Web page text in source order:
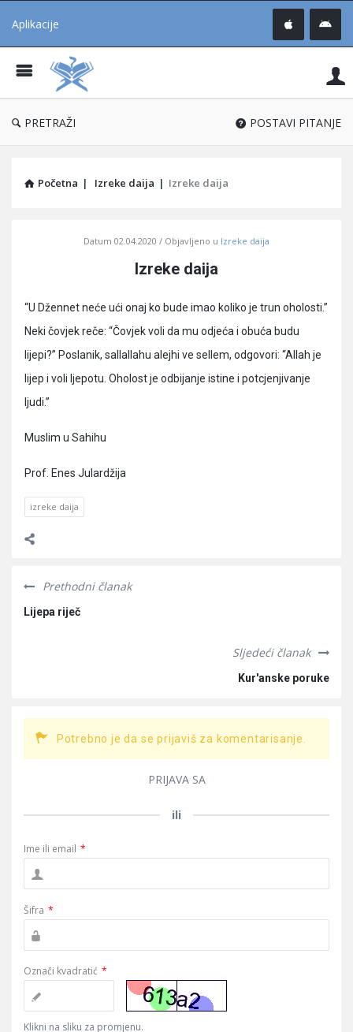
Aplikacije
®
PRETRAŽI POSTAVI PITANJE
Početna | Izreke daija | Izreke daija
Latest
Articles
Datum 02.04.2020 Objavljeno u Izreke daija
Izreke daija
“U Džennet neće ući onaj ko bude imao koliko je trun oholosti.”
Neki čovjek reče: “Čovjek voli da mu odjeća i obuća budu
lijepi?” Poslanik, sallallahu alejhi ve sellem, odgovori: “Allah je
lijep i voli ljepotu. Oholost je odbijanje istine i potcjenjivanje
ljudi.”
Muslim u Sahihu
Prof. Enes Julardžija
izreke daija
Prethodni članak
Lijepa riječ
Sljedeći članak
Kur'anske poruke
Potrebno je da se prijaviš za komentarisanje.
PRIJAVA SA
ili
Ime ili email *
Šifra *
Označi kvadratić *
Klikni na sliku za promjenu.